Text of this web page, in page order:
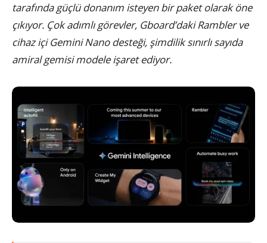
tarafında güçlü donanım isteyen bir paket olarak öne
çıkıyor. Çok adımlı görevler, Gboard’daki Rambler ve
cihaz içi Gemini Nano desteği, şimdilik sınırlı sayıda
amiral gemisi modele işaret ediyor.